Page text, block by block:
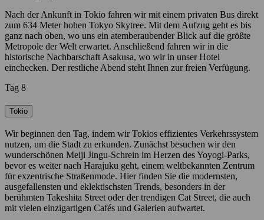
Nach der Ankunft in Tokio fahren wir mit einem privaten Bus direkt
zum 634 Meter hohen Tokyo Skytree. Mit dem Aufzug geht es bis
ganz nach oben, wo uns ein atemberaubender Blick auf die größte
Metropole der Welt erwartet. Anschließend fahren wir in die
historische Nachbarschaft Asakusa, wo wir in unser Hotel
einchecken. Der restliche Abend steht Ihnen zur freien Verfügung.
Tag 8
Tokio
Wir beginnen den Tag, indem wir Tokios effizientes Verkehrssystem
nutzen, um die Stadt zu erkunden. Zunächst besuchen wir den
wunderschönen Meiji Jingu-Schrein im Herzen des Yoyogi-Parks,
bevor es weiter nach Harajuku geht, einem weltbekannten Zentrum
für exzentrische Straßenmode. Hier finden Sie die modernsten,
ausgefallensten und eklektischsten Trends, besonders in der
berühmten Takeshita Street oder der trendigen Cat Street, die auch
mit vielen einzigartigen Cafés und Galerien aufwartet.